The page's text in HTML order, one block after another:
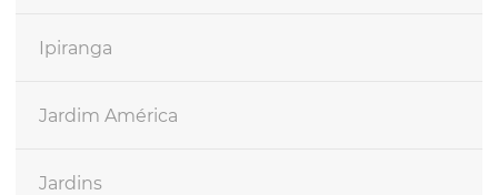
Ipiranga
Jardim América
Jardins